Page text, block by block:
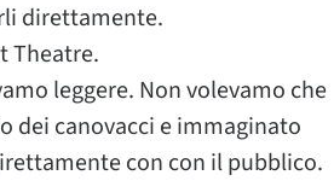
direttamente.
Theatre.
leggere. Non volevamo che
dei canovacci e immaginato
con con il pubblico.